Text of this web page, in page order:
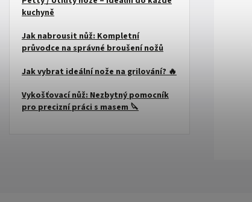
kuchyně
Jak nabrousit nůž: Kompletní
průvodce na správné broušení nožů
Jak vybrat ideální nože na grilování? 🔥
Vykošťovací nůž: Nezbytný pomocník
pro precizní práci s masem 🔪